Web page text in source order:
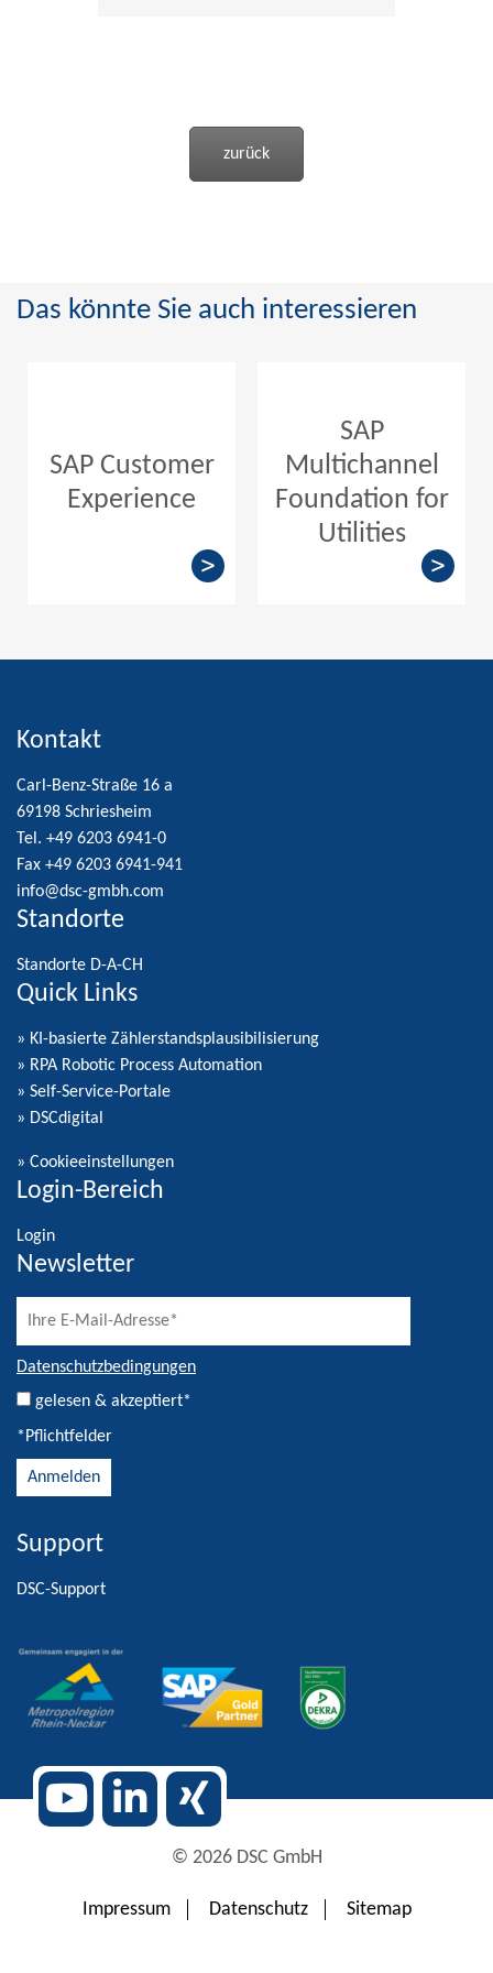
zurück
Das könnte Sie auch interessieren
SAP Customer
Experience
SAP
Multichannel
Foundation for
Utilities
Kontakt
Carl-Benz-Straße 16 a
69198 Schriesheim
Tel. +49 6203 6941-0
Fax +49 6203 6941-941
info@dsc-gmbh.com
Standorte
Standorte D-A-CH
Quick Links
» KI-basierte Zählerstandsplausibilisierung
» RPA Robotic Process Automation
» Self-Service-Portale
» DSCdigital
» Cookieeinstellungen
Login-Bereich
Login
Newsletter
Datenschutzbedingungen
gelesen & akzeptiert*
*Pflichtfelder
Alternative:
Support
DSC-Support
© 2026 DSC GmbH
Impressum Datenschutz Sitemap